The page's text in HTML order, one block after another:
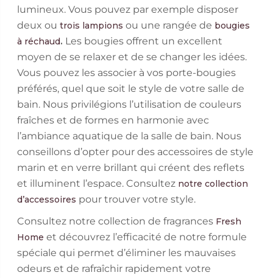
lumineux. Vous pouvez par exemple disposer
deux ou trois lampions ou une rangée de bougies
à réchaud. Les bougies offrent un excellent
moyen de se relaxer et de se changer les idées.
Vous pouvez les associer à vos porte-bougies
préférés, quel que soit le style de votre salle de
bain. Nous privilégions l’utilisation de couleurs
fraîches et de formes en harmonie avec
l’ambiance aquatique de la salle de bain. Nous
conseillons d’opter pour des accessoires de style
marin et en verre brillant qui créent des reflets
et illuminent l’espace. Consultez notre collection
d’accessoires pour trouver votre style.
Consultez notre collection de fragrances Fresh
Home et découvrez l’efficacité de notre formule
spéciale qui permet d’éliminer les mauvaises
odeurs et de rafraîchir rapidement votre